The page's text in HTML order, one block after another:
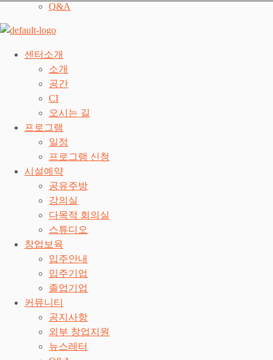
Q&A
센터소개
소개
공간
CI
오시는 길
프로그램
일정
프로그램 신청
시설예약
공유주방
강의실
다목적 회의실
스튜디오
창업보육
입주안내
입주기업
졸업기업
커뮤니티
공지사항
외부 창업지원
뉴스레터